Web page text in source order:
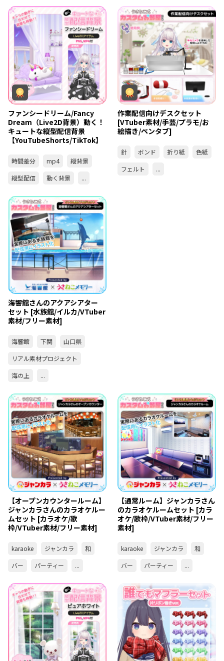
ファンシードリーム/Fancy
Dream（Live2D背景）動く！
キュートな縦型配信背景
【YouTubeShorts/TikTok】
時間差分 mp4
縦背景
縦型配信
動く背景 ...
作業配信向けデスクセット
[VTuber素材/手芸/プラモ/お
絵描き/ペンタブ]
針 ボンド 折り紙
色紙
フェルト
...
海響館さんのアクアシアター
セット [水族館/イルカ/VTuber
素材/フリー素材]
海響館 下関
山口県
リアル素材プロジェクト
海の上
...
【オープンカウンタールーム】
ジャンカラさんのカラオケルー
ムセット [カラオケ/歌
枠/VTuber素材/フリー素材]
karaoke ジャンカラ
和
バー
パーティー ...
【通常ルーム】ジャンカラさん
のカラオケルームセット [カラ
オケ/歌枠/VTuber素材/フリー
素材]
karaoke ジャンカラ
和
バー
パーティー ...